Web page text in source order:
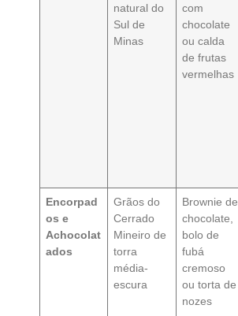
natural do
Sul de
Minas
com
chocolate
ou calda
de frutas
vermelhas
Encorpad
os e
Achocolat
ados
Grãos do
Cerrado
Mineiro de
torra
média-
escura
Brownie de
chocolate,
bolo de
fubá
cremoso
ou torta de
nozes